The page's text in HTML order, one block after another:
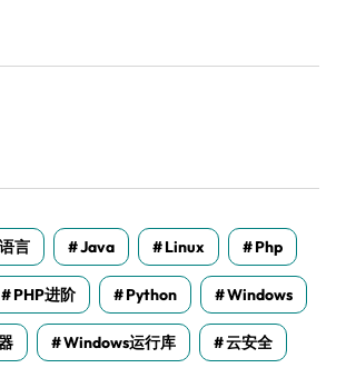
言 Java Linux Php
PHP进阶 Python Windows
Windows运行库 云安全